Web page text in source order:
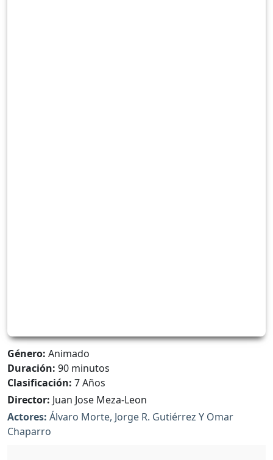
Género: Animado
Duración: 90 minutos
Clasificación: 7 Años
Director: Juan Jose Meza-Leon
Actores: Álvaro Morte, Jorge R. Gutiérrez Y Omar
Chaparro